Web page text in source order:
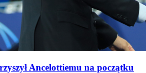
Ancelottiemu na początku